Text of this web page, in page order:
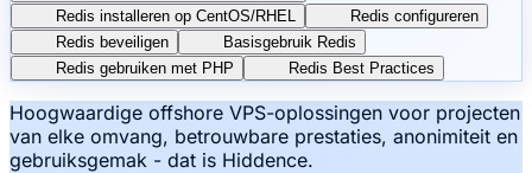
Redis installeren op CentOS/RHEL
Redis configureren
Redis beveiligen
Basisgebruik Redis
Redis gebruiken met PHP
Redis Best Practices
Hoogwaardige offshore VPS-oplossingen voor projecten
van elke omvang, betrouwbare prestaties, anonimiteit en
gebruiksgemak - dat is Hiddence.